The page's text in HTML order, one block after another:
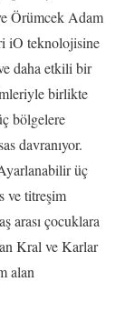
Örümcek Adam
iO teknolojisine
daha etkili bir
birlikte
bölgelere
davranıyor.
üç
ve titreşim
arası çocuklara
Kral ve Karlar
alan